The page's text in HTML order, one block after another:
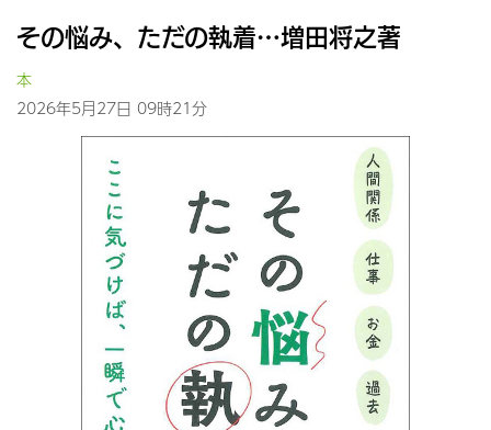
その悩み、ただの執着…増田将之著
本
2026年5月27日 09時21分